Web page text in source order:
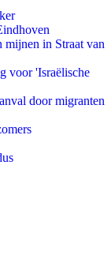
mijnen in Straat van
voor 'Israëlische
door migranten